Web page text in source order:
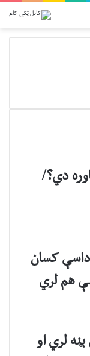
دي؟/
داسې کسان
هم لري
لري او